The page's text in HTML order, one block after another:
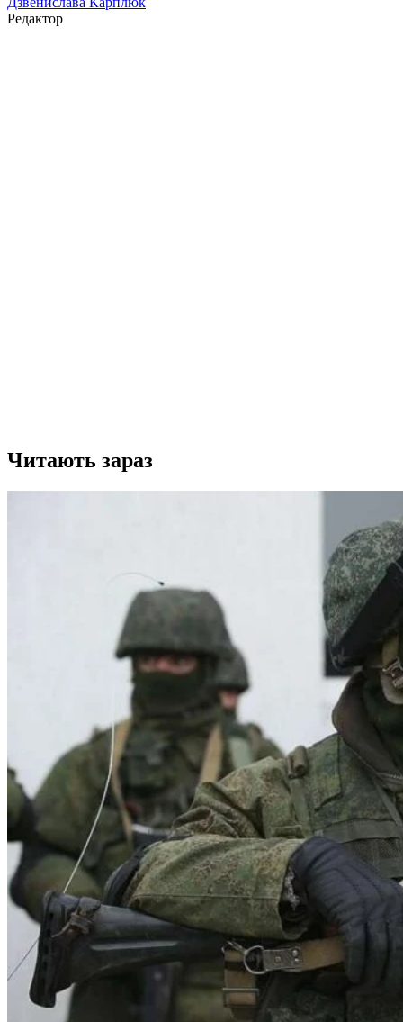
Редактор
Читають зараз